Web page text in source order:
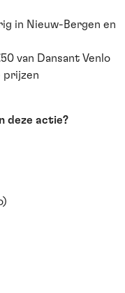
in Nieuw-Bergen en
van Dansant Venlo
prijzen
deze actie?